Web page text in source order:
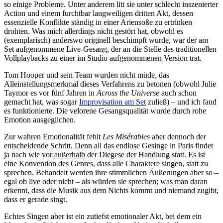
so einige Probleme. Unter anderem litt sie unter schlecht inszenierter
Action und einem furchtbar langweiligen dritten Akt, dessen
essenzielle Konflikte ständig in einer Ariensoße zu ertrinken
drohten. Was mich allerdings nicht gestört hat, obwohl es
(exemplarisch) anderswo originell beschimpft wurde, war der am
Set aufgenommene Live-Gesang, der an die Stelle des traditionellen
Vollplaybacks zu einer im Studio aufgenommenen Version trat.
Tom Hooper und sein Team wurden nicht müde, das
Alleinstellungsmerkmal dieses Verfahrens zu betonen (obwohl Julie
Taymor es vor fünf Jahren inAcross the Universe auch schon
gemacht hat, was sogarImprovisation am Setzuließ) – und ich fand
es funktionierte. Die velorene Gesangsqualität wurde durch rohe
Emotion ausgeglichen.
Zur wahren Emotionalität fehltLes Misérables aber dennoch der
entscheidende Schritt. Denn all das endlose Gesinge in Paris findet
ja nach wie voraußerhalb der Diegese der Handlung statt. Es ist
eine Konvention des Genres, dass alle Charaktere singen, statt zu
sprechen. Behandelt werden ihre stimmlichen Äußerungen aber so –
egal ob live oder nicht – als würden sie sprechen; was man daran
erkennt, dass die Musik aus dem Nichts kommt und niemand zugibt,
dass er gerade singt.
Echtes Singen aber ist ein zutiefst emotionaler Akt, bei dem ein